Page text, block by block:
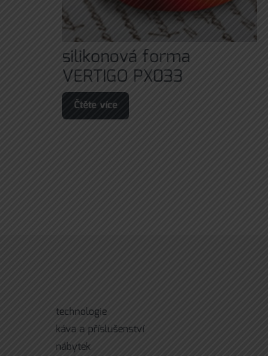
silikonová forma
VERTIGO PX033
Čtěte více
technologie
káva a příslušenství
nábytek